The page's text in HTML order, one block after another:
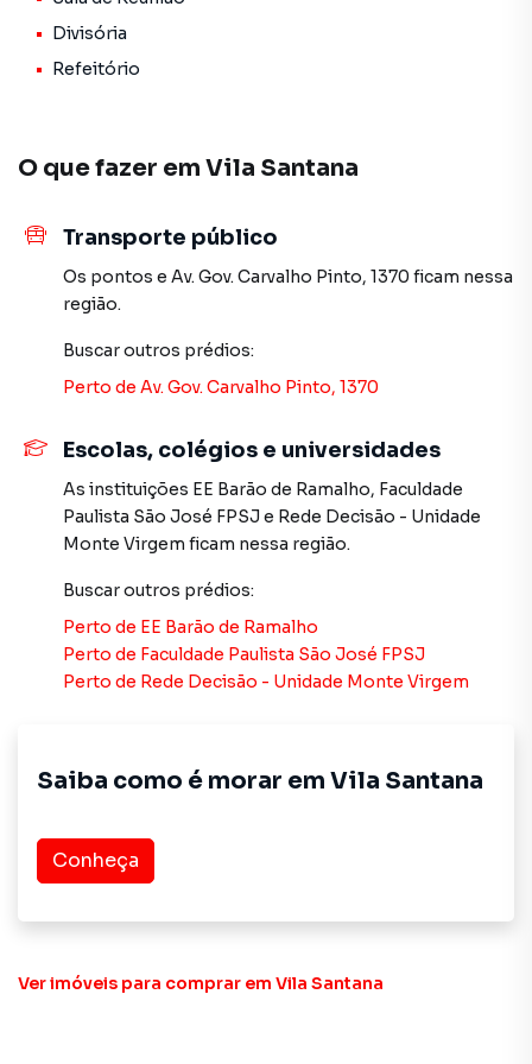
principais vias da região
Diferenciais
auditórios)
-Região com ampla oferta de serviços e mão de obra
Agende sua visita: fale conosco e agende já sua visita.
Santana, em São Paulo. Não encontrou o que procurava ou
deseja mais informações sobre Prédio em São Paulo?
Entre em contato com nossa equipe pelo telefone (11)
2783-2000.
A Imobiliária Xavier e Brito tem mais opções de
apartamentos, casas residenciais e comerciais, sobrados,
terrenos, lojas e barracões para venda ou locação, além de
empreendimentos em construção ou lançamentos na
segurança e tranquilidade. Na Imobiliária Xavier e Brito
você consegue comprar ou alugar um imóvel em São Paulo
mesmo não estando na cidade e com a praticidade de
fazer tudo online, direto do seu computador ou
simplificar a relação de proprietários, inquilinos e
compradores com o mercado imobiliário.
Divisória
Refeitório
O que fazer em Vila Santana
Transporte público
Os pontos e Av. Gov. Carvalho Pinto, 1370 ficam nessa
região.
Buscar outros prédios:
Perto de Av. Gov. Carvalho Pinto, 1370
Escolas, colégios e universidades
As instituições EE Barão de Ramalho, Faculdade
Paulista São José FPSJ e Rede Decisão - Unidade
Monte Virgem ficam nessa região.
Buscar outros prédios:
Perto de EE Barão de Ramalho
Perto de Faculdade Paulista São José FPSJ
Perto de Rede Decisão - Unidade Monte Virgem
Saiba como é morar em Vila Santana
Conheça
Ver imóveis para comprar em Vila Santana